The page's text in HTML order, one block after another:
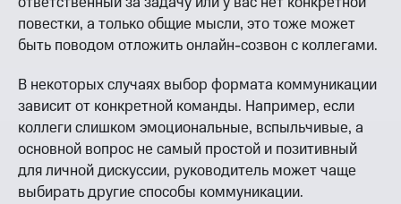
повестки, а только общие мысли, это тоже может
быть поводом отложить онлайн-созвон с коллегами.
В некоторых случаях выбор формата коммуникации
зависит от конкретной команды. Например, если
коллеги слишком эмоциональные, вспыльчивые, а
основной вопрос не самый простой и позитивный
для личной дискуссии, руководитель может чаще
выбирать другие способы коммуникации.